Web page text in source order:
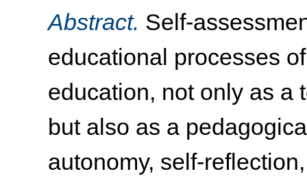
Abstract. Self-
educational processes
education, not only as a
but also as a
autonomy, self-